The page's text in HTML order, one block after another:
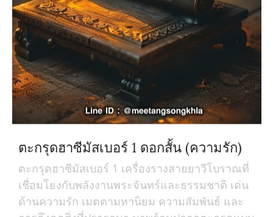
ตะกรุดฮาซีมัสเบอร์ 1 ดอกสั้น (ความรัก)
ตะกรุดฮาซีมัสเบอร์ 1 เครื่องรางสายยาวีโบราณที่
เชื่อมโยงกับพลังงานพระจันทร์และธรรมชาติ เด่น
ด้านความรัก เมตตามหานิยม ความสัมพันธ์ และ